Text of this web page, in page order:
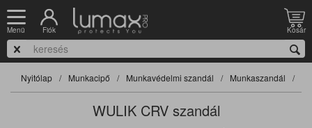
Menü Fiók Kosár
Nyitólap Munkacipő Munkavédelmi szandál Munkaszandál
WULIK CRV szandál